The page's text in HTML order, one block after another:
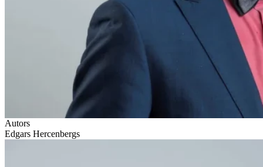
Autors
Edgars Hercenbergs